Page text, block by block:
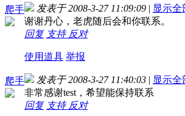
爬手 发表于 2008-3-27 11:09:09 | 显示全
谢谢丹心，老虎随后会和你联系。
回复 支持 反对
使用道具 举报
爬手 发表于 2008-3-27 11:40:03 | 显示全
非常感谢test，希望能保持联系
回复 支持 反对